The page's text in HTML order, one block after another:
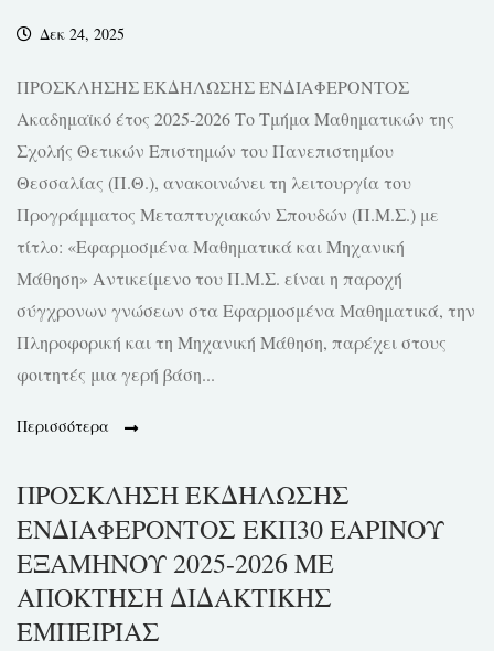
Δεκ 24, 2025
ΠΡΟΣΚΛΗΣΗΣ ΕΚΔΗΛΩΣΗΣ ΕΝΔΙΑΦΕΡΟΝΤΟΣ
Ακαδημαϊκό έτος 2025-2026 Το Τμήμα Μαθηματικών της
Σχολής Θετικών Επιστημών του Πανεπιστημίου
Θεσσαλίας (Π.Θ.), ανακοινώνει τη λειτουργία του
Προγράμματος Μεταπτυχιακών Σπουδών (Π.Μ.Σ.) με
τίτλο: «Εφαρμοσμένα Μαθηματικά και Μηχανική
Μάθηση» Αντικείμενο του Π.Μ.Σ. είναι η παροχή
σύγχρονων γνώσεων στα Εφαρμοσμένα Μαθηματικά, την
Πληροφορική και τη Μηχανική Μάθηση, παρέχει στους
φοιτητές μια γερή βάση...
Περισσότερα
ΠΡΟΣΚΛΗΣΗ ΕΚΔΗΛΩΣΗΣ
ΕΝΔΙΑΦΕΡΟΝΤΟΣ ΕΚΠ30 ΕΑΡΙΝΟΥ
ΕΞΑΜΗΝΟΥ 2025-2026 ΜΕ
ΑΠΟΚΤΗΣΗ ΔΙΔΑΚΤΙΚΗΣ
ΕΜΠΕΙΡΙΑΣ